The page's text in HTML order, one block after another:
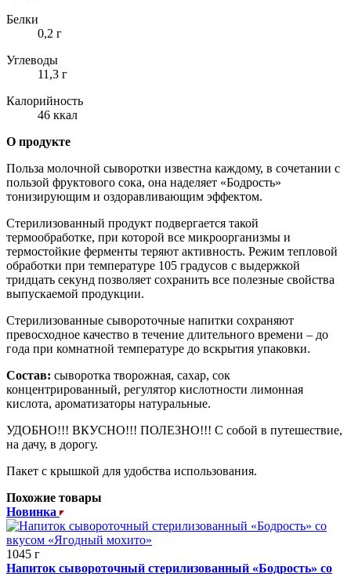
Белки
0,2 г
Углеводы
11,3 г
Калорийность
46 ккал
О продукте
Польза молочной сыворотки известна каждому, в сочетании с
пользой фруктового сока, она наделяет «Бодрость»
тонизирующим и оздоравливающим эффектом.
Стерилизованный продукт подвергается такой
термообработке, при которой все микроорганизмы и
термостойкие ферменты теряют активность. Режим тепловой
обработки при температуре 105 градусов с выдержкой
тридцать секунд позволяет сохранить все полезные свойства
выпускаемой продукции.
Стерилизованные сывороточные напитки сохраняют
превосходное качество в течение длительного времени – до
года при комнатной температуре до вскрытия упаковки.
Состав: сыворотка творожная, сахар, сок
концентрированный, регулятор кислотности лимонная
кислота, ароматизаторы натуральные.
УДОБНО!!! ВКУСНО!!! ПОЛЕЗНО!!! С собой в путешествие,
на дачу, в дорогу.
Пакет с крышкой для удобства использования.
Похожие товары
Новинка
1045 г
Напиток сывороточный стерилизованный «Бодрость» со